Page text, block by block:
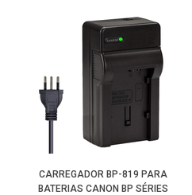
CARREGADOR BP-819 PARA
BATERIAS CANON BP SÉRIES